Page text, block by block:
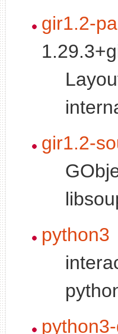
gir1.2-
gir1.2-
python3